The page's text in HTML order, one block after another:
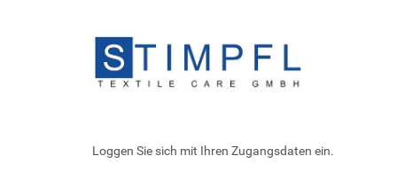
Loggen Sie sich mit Ihren Zugangsdaten ein.